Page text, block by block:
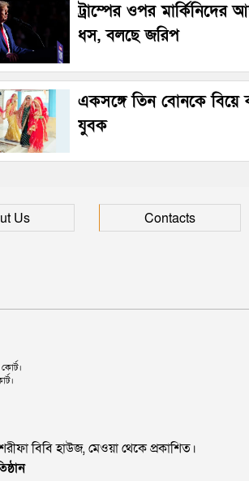
ট্রাম্পের ওপর মার্কিনিদের
ধস, বলছে জরিপ
একসঙ্গে তিন বোনকে বিয়ে
যুবক
Us Contacts
বিবি হাউজ, মেওয়া থেকে প্রকাশিত।